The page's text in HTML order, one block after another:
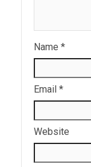
Name *
Email *
Website